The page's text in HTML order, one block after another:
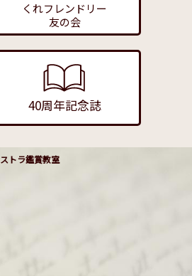
くれフレンドリー
友の会
40周年記念誌
トラ鑑賞教室